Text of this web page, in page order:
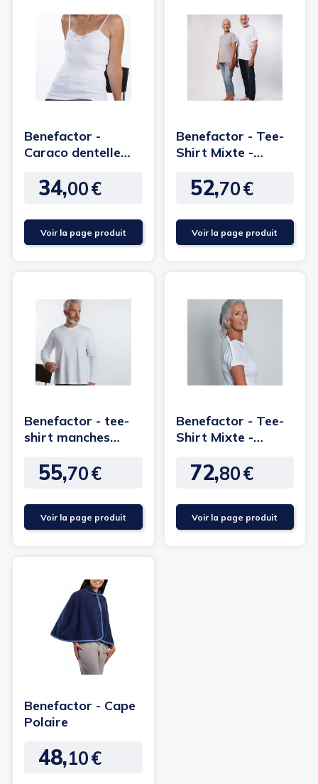
Benefactor -
Caraco dentelle
Prix
34,00€
Voir la page produit
Benefactor - Tee-
Shirt Mixte -
ouverture...
Prix
52,70€
Voir la page produit
Benefactor - tee-
shirt manches
ouverture...
Prix
55,70€
Voir la page produit
Benefactor - Tee-
Shirt Mixte -
ouverture...
Prix
72,80€
Voir la page produit
Benefactor - Cape
Polaire
Prix
48,10€